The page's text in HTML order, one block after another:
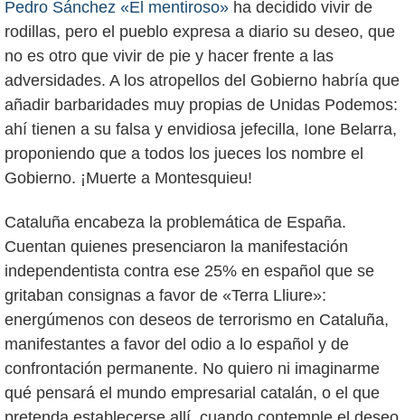
Pedro Sánchez «El mentiroso» ha decidido vivir de
rodillas, pero el pueblo expresa a diario su deseo, que
no es otro que vivir de pie y hacer frente a las
adversidades. A los atropellos del Gobierno habría que
añadir barbaridades muy propias de Unidas Podemos:
ahí tienen a su falsa y envidiosa jefecilla, Ione Belarra,
proponiendo que a todos los jueces los nombre el
Gobierno. ¡Muerte a Montesquieu!
Cataluña encabeza la problemática de España.
Cuentan quienes presenciaron la manifestación
independentista contra ese 25% en español que se
gritaban consignas a favor de «Terra Lliure»:
energúmenos con deseos de terrorismo en Cataluña,
manifestantes a favor del odio a lo español y de
confrontación permanente. No quiero ni imaginarme
qué pensará el mundo empresarial catalán, o el que